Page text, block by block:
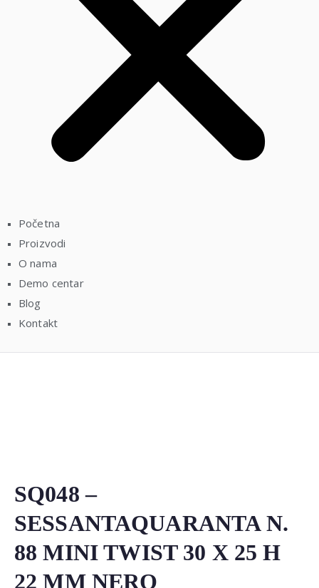
Početna
Proizvodi
O nama
Demo centar
Blog
Kontakt
SQ048 –
SESSANTAQUARANTA N.
88 MINI TWIST 30 X 25 H
22 MM NERO